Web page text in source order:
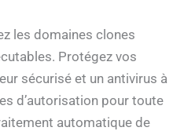
les domaines clones
Protégez vos
sécurisé et un antivirus à
d’autorisation pour toute
automatique de